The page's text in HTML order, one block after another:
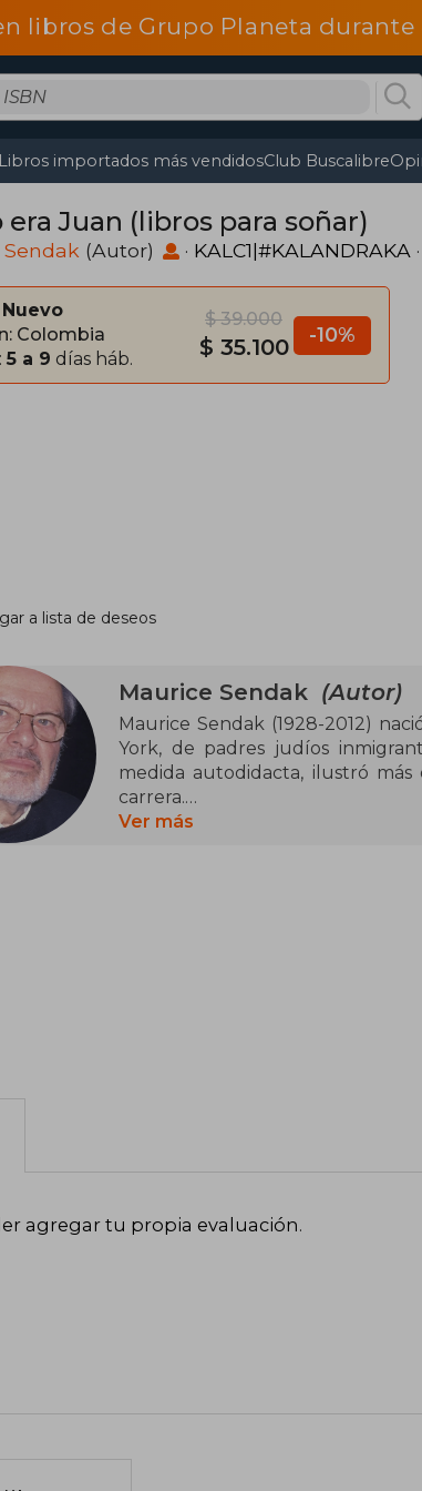
libros de Grupo Planeta
Libros importados más vendidosClub Buscalibre
era Juan (libros para soñar)
(Autor) · KALC1|#KALANDRAKA
Colombia
5 a 9 días háb.
$ 39.000
$ 35.100 -10%
a lista de deseos
Maurice Sendak (Autor)
Maurice Sendak (1928-2012)
York, de padres judíos
medida autodidacta, ilustró
carrera.
Ver más
agregar tu propia evaluación.